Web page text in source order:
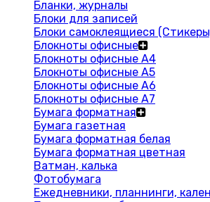
Бланки, журналы
Блоки для записей
Блоки самоклеящиеся
Блокноты офисные
Блокноты офисные A4
Блокноты офисные A5
Блокноты офисные A6
Блокноты офисные A7
Бумага форматная
Бумага газетная
Бумага форматная белая
Бумага форматная цветная
Ватман, калька
Фотобумага
Ежедневники, планнинги,